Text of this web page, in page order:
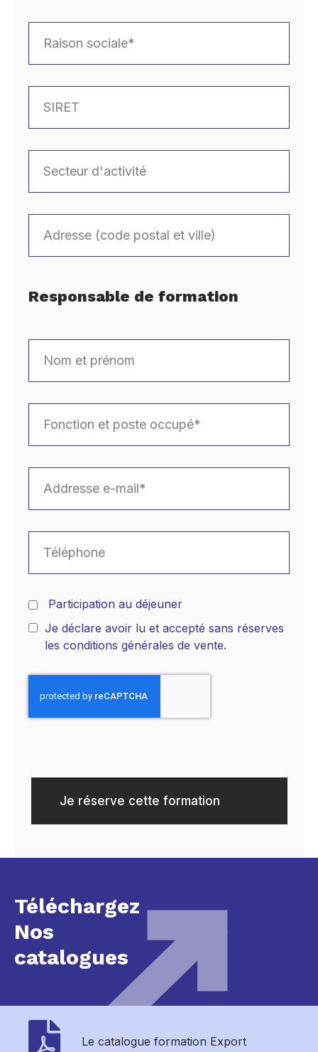
Responsable de formation
Participation au déjeuner
Je déclare avoir lu et accepté sans réserves
les conditions générales de vente.
Je réserve cette formation
Téléchargez
Nos
catalogues
Le catalogue formation Export